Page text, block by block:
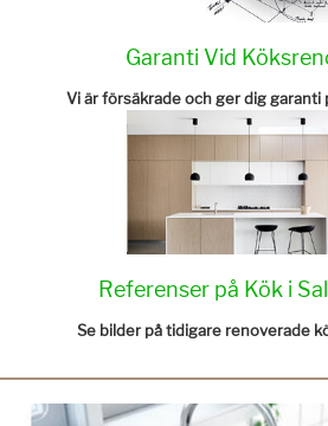
Garanti Vid
Vi är försäkrade och ger dig
Referenser på Kök i
Se bilder på tidigare renoverade